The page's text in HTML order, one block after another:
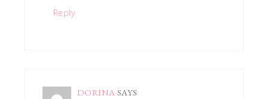
Reply
DORINA SAYS